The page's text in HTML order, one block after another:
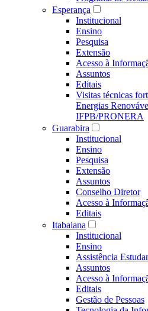
Esperança
Institucional
Ensino
Pesquisa
Extensão
Acesso à
Assuntos
Editais
Visitas técnicas
Energias
IFPB/PRONERA
Guarabira
Institucional
Ensino
Pesquisa
Extensão
Assuntos
Conselho Diretor
Acesso à
Editais
Itabaiana
Institucional
Ensino
Assistência
Assuntos
Acesso à
Editais
Gestão de Pessoas